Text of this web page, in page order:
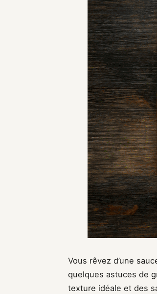
Vous rêvez d’une
quelques astuces de
texture idéale et des